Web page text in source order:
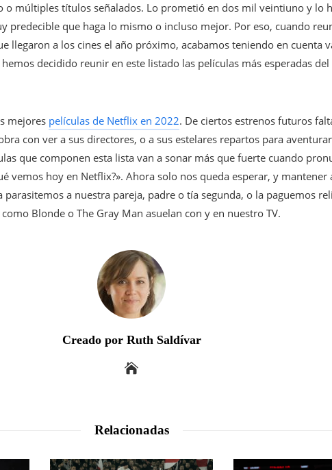
o múltiples títulos señalados. Lo prometió en dos mil veintiuno y lo
predecible que haga lo mismo o incluso mejor. Por eso, cuando
llegaron a los cines el año próximo, acabamos teniendo en cuenta
decidido reunir en este listado las películas más esperadas del
mejores películas de Netflix en 2022. De ciertos estrenos futuros
con ver a sus directores, o a sus estelares repartos para
que componen esta lista van a sonar más que fuerte cuando
vemos hoy en Netflix?». Ahora solo nos queda esperar, y mantener
parasitemos a nuestra pareja, padre o tía segunda, o la paguemos
Blonde o The Gray Man asuelan con y en nuestro TV.
Creado por Ruth Saldívar
Relacionadas